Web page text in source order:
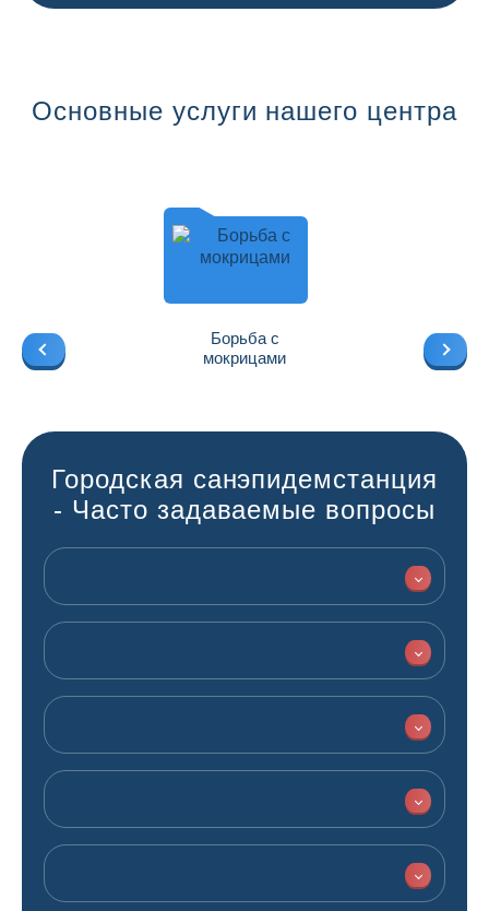
Основные услуги нашего центра
Борьба с
мокрицами
Городская санэпидемстанция
- Часто задаваемые вопросы